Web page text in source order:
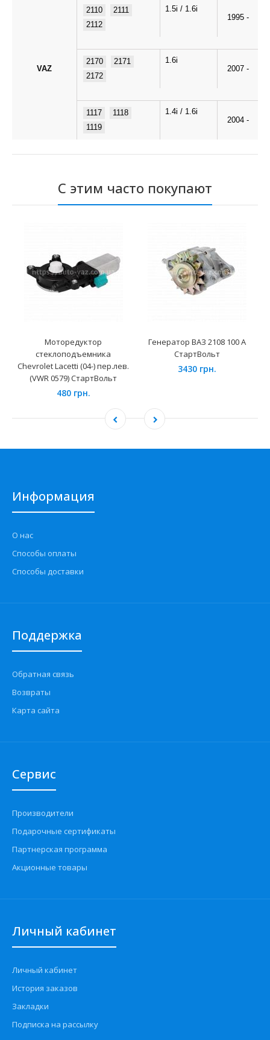
VAZ
2110
2111
2112
1.5i / 1.6i
1995 -
2170
2171
2172
1.6i
2007 -
1117
1118
1119
1.4i / 1.6i
2004 -
С этим часто покупают
Моторедуктор
стеклоподъемника
Chevrolet Lacetti (04-) пер.лев.
(VWR 0579) СтартВольт
480 грн.
Генератор ВАЗ 2108 100 А
СтартВольт
3430 грн.
Информация
О нас
Способы оплаты
Способы доставки
Поддержка
Обратная связь
Возвраты
Карта сайта
Сервис
Производители
Подарочные сертификаты
Партнерская программа
Акционные товары
Личный кабинет
Личный кабинет
История заказов
Закладки
Подписка на рассылку